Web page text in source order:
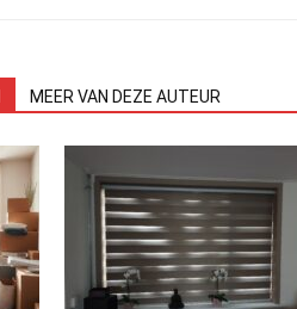
MEER VAN DEZE AUTEUR